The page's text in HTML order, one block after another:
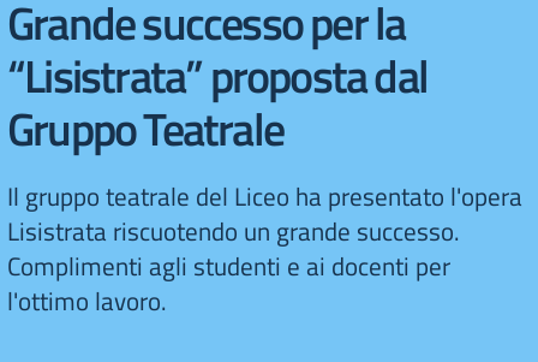
Grande successo per la
“Lisistrata” proposta dal
Gruppo Teatrale
Il gruppo teatrale del Liceo ha presentato l'opera
Lisistrata riscuotendo un grande successo.
Complimenti agli studenti e ai docenti per
l'ottimo lavoro.